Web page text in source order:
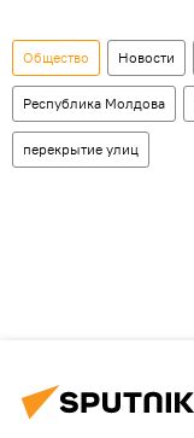
Общество Новости
Республика Молдова
перекрытие улиц